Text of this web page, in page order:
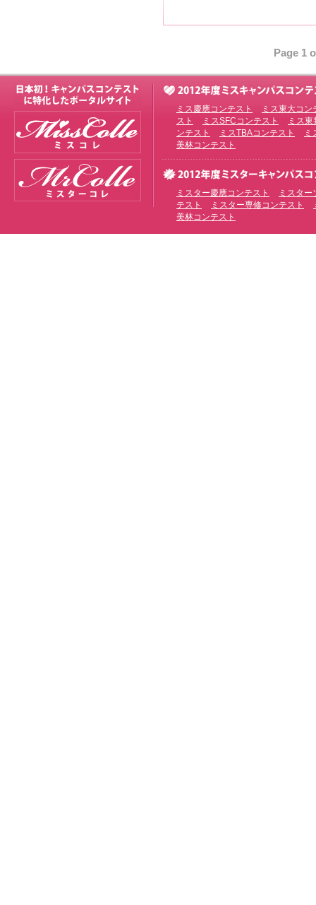
Page 1
ミス慶應コンテスト
ミス東大コン
スト
ミスSFCコンテスト
ミス
ンテスト
ミスTBAコンテスト
ミ
美林コンテスト
ミスター慶應コンテスト
ミスタ
テスト
ミスター専修コンテスト
美林コンテスト